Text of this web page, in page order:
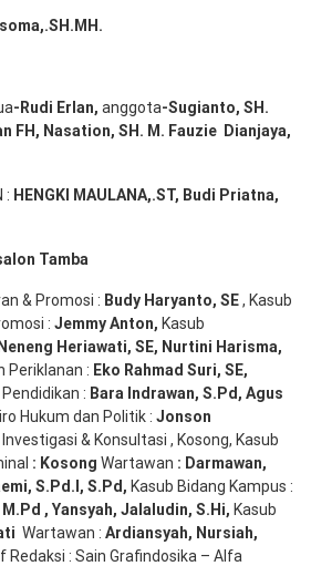
-Rudi Erlan, anggota-Sugianto, SH.
FH, Nasation, SH. M. Fauzie Dianjaya,
: HENGKI MAULANA,.ST, Budi Priatna,
Tamba
& Promosi : Budy Haryanto, SE, Kasub
: Jemmy Anton, Kasub
Neneng Heriawati, SE, Nurtini Harisma,
Periklanan : Eko Rahmad Suri, SE,
: Bara Indrawan, S.Pd , Agus
Hukum dan Politik : Jonson
& Konsultasi , Kosong, Kasub
: Kosong Wartawan : Darmawan,
S.Pd.I, S.Pd , Kasub Bidang Kampus :
M.Pd , Yansyah, Jalaludin, S.Hi, Kasub
Wartawan : Ardiansyah, Nursiah,
Redaksi : Sain Grafindosika – Alfa